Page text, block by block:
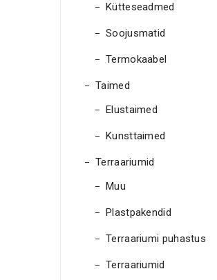
Kütteseadmed
Soojusmatid
Termokaabel
Taimed
Elustaimed
Kunsttaimed
Terraariumid
Muu
Plastpakendid
Terraariumi puhastus
Terraariumid